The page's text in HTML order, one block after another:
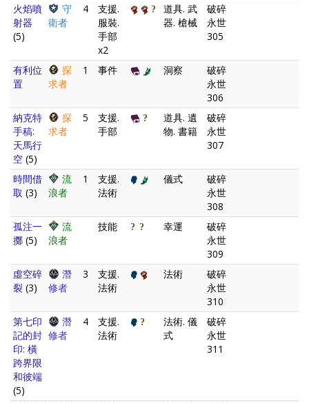
火焰噴
射器
(5)
守
衛者
4
支援.
服裝.
手部
x2
道具. 武
器. 槍械
破碎
永世
305
有利位
置
探
求者
1 事件 洞察
破碎
永世
306
納克特
手稿:
天馬行
空 (5)
探
求者
5
支援.
手部
道具. 遺
物. 書籍
破碎
永世
307
時間借
取 (3)
流
浪者
1
支援.
法術
儀式
破碎
永世
308
孤注一
擲 (5)
流
浪者
技能 幸運
破碎
永世
309
虛空碎
裂 (3)
潛
修者
3
支援.
法術
法術
破碎
永世
310
第七印
記的封
印: 橫
跨界限
和彼端
(5)
潛
修者
4
支援.
法術
法術. 儀
式
破碎
永世
311